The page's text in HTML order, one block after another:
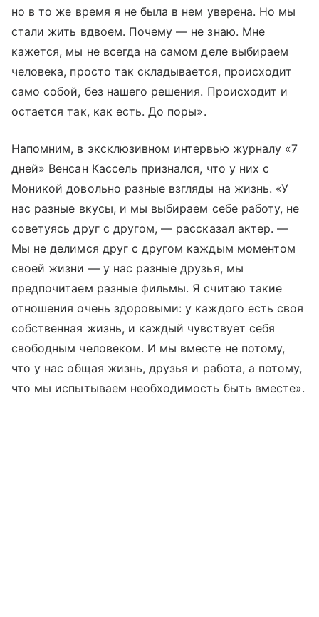
но в то же время я не была в нем уверена. Но мы
стали жить вдвоем. Почему — не знаю. Мне
кажется, мы не всегда на самом деле выбираем
человека, просто так складывается, происходит
само собой, без нашего решения. Происходит и
остается так, как есть. До поры».
Напомним, в эксклюзивном интервью журналу «7
дней» Венсан Кассель признался, что у них с
Моникой довольно разные взгляды на жизнь. «У
нас разные вкусы, и мы выбираем себе работу, не
советуясь друг с другом, — рассказал актер. —
Мы не делимся друг с другом каждым моментом
своей жизни — у нас разные друзья, мы
предпочитаем разные фильмы. Я считаю такие
отношения очень здоровыми: у каждого есть своя
собственная жизнь, и каждый чувствует себя
свободным человеком. И мы вместе не потому,
что у нас общая жизнь, друзья и работа, а потому,
что мы испытываем необходимость быть вместе».